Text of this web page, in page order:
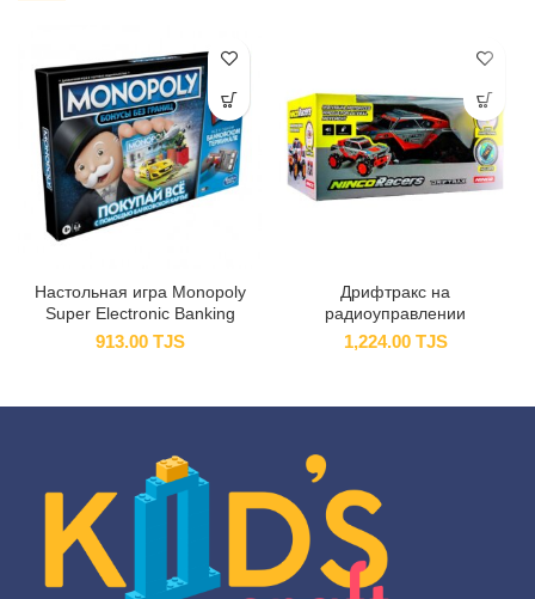
Настольная игра Monopoly
Super Electronic Banking
913.00 TJS
Дрифтракс на
радиоуправлении
1,224.00 TJS